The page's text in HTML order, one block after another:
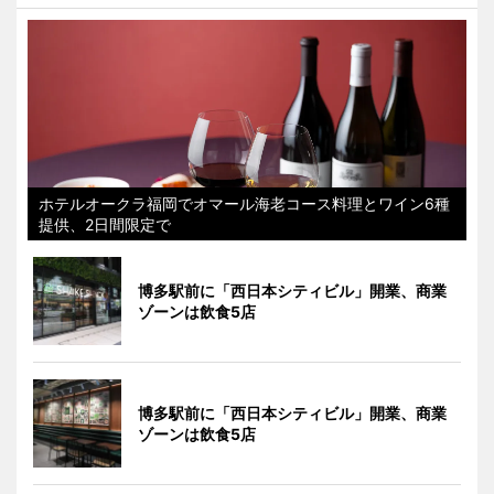
ホテルオークラ福岡でオマール海老コース料理とワイン6種
提供、2日間限定で
博多駅前に「西日本シティビル」開業、商業
ゾーンは飲食5店
博多駅前に「西日本シティビル」開業、商業
ゾーンは飲食5店